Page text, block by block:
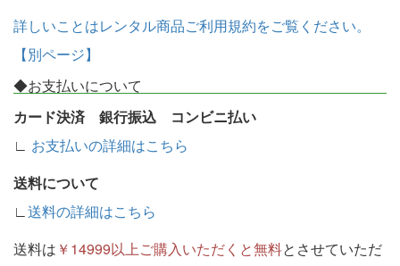
詳しいことはレンタル商品ご利用規約をご覧ください。
【別ページ】
◆お支払いについて
カード決済 銀行振込 コンビニ払い
∟ お支払いの詳細はこちら
送料について
∟送料の詳細はこちら
送料は ￥14999以上ご購入いただくと無料とさせていただ